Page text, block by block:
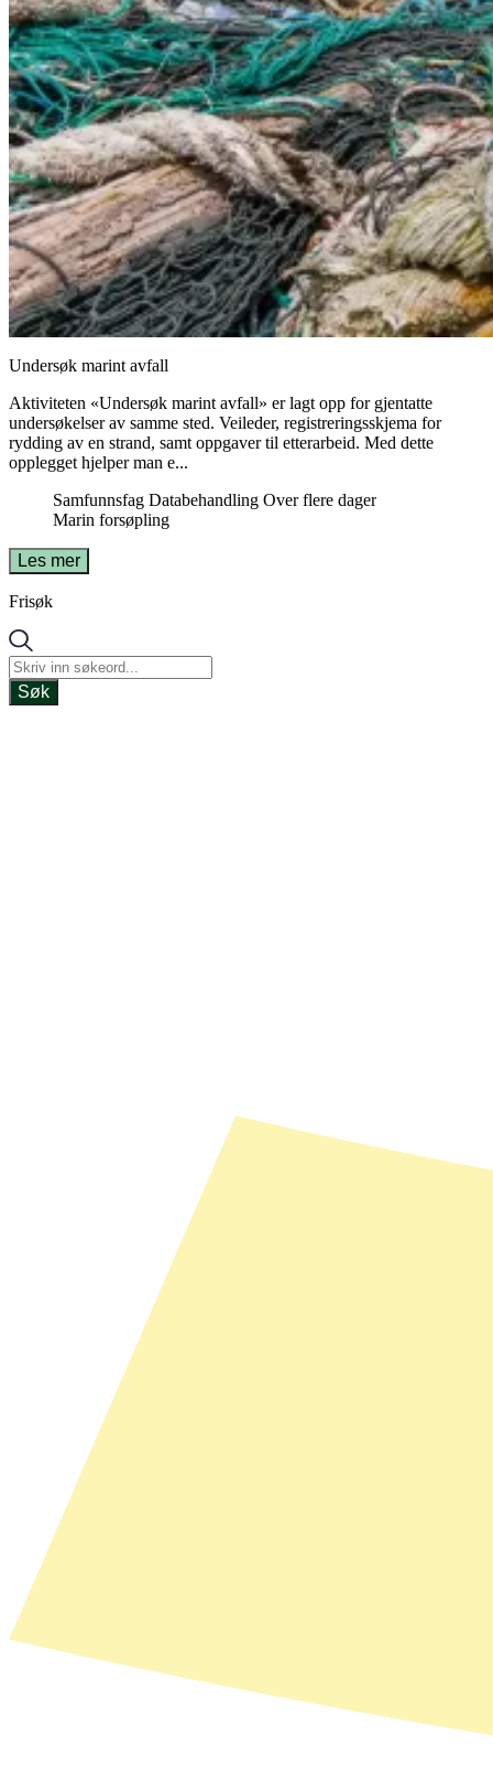
Undersøk marint avfall
Aktiviteten «Undersøk marint avfall» er lagt opp for gjentatte
undersøkelser av samme sted. Veileder, registreringsskjema for
rydding av en strand, samt oppgaver til etterarbeid. Med dette
opplegget hjelper man e...
Samfunnsfag Databehandling Over flere dager
Marin forsøpling
Les mer
Frisøk
Søk